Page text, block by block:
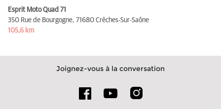
Esprit Moto Quad 71
350 Rue de Bourgogne, 71680 Crêches-Sur-Saône
105,6 km
Joignez-vous à la conversation